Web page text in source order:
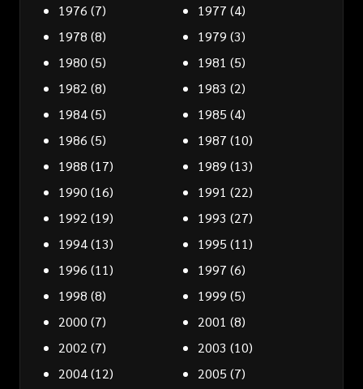
1976 (7) 1977 (4)
1978 (8) 1979 (3)
1980 (5) 1981 (5)
1982 (8) 1983 (2)
1984(5) 1985 (4)
1986 (5) 1987 (10)
1988 (17) 1989 (13)
1990 (16) 1991 (22)
1992 (19) 1993 (27)
1994(13) 1995 (11)
1996 (11) 1997 (6)
1998 (8) 1999 (5)
2000 (7) 2001 (8)
2002 (7) 2003 (10)
2004(12) 2005 (7)